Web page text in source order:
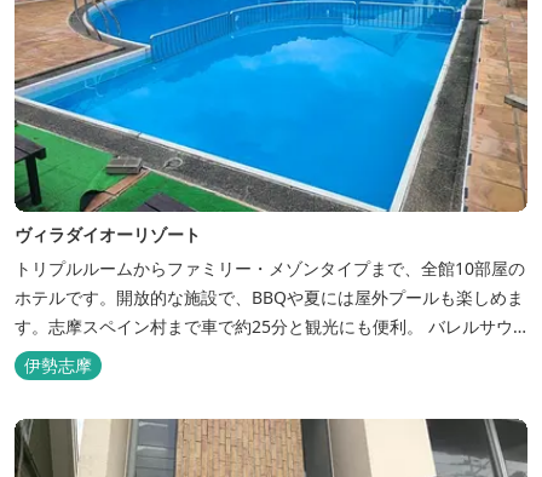
ヴィラダイオーリゾート
トリプルルームからファミリー・メゾンタイプまで、全館10部屋の
ホテルです。開放的な施設で、BBQや夏には屋外プールも楽しめま
す。志摩スペイン村まで車で約25分と観光にも便利。 バレルサウ
ナをはじめました。
伊勢志摩